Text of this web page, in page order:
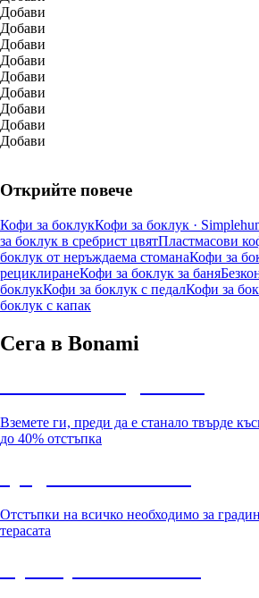
Добави
Добави
Добави
Добави
Добави
Добави
Добави
Добави
Добави
Открийте повече
Кофи за боклукКофи за боклук ·
за боклук в сребрист цвятПластмасови
боклук от неръждаема стоманаКофи за
рециклиранеКофи за боклук за баня
боклукКофи за боклук с педалКофи за
боклук с капак
Сега в Bonami
Вземете ги, преди да е станало твърде
до 40% отстъпка
Отстъпки на всичко необходимо за
терасата